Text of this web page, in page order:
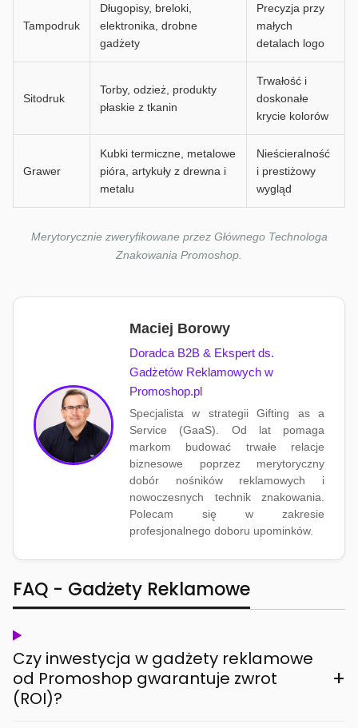
Tampodruk
Długopisy, breloki,
elektronika, drobne
gadżety
Precyzja przy
małych
detalach logo
Sitodruk
Torby, odzież, produkty
płaskie z tkanin
Trwałość i
doskonałe
krycie kolorów
Grawer
Kubki termiczne, metalowe
pióra, artykuły z drewna i
metalu
Nieścieralność
i prestiżowy
wygląd
Merytorycznie zweryfikowane przez Głównego Technologa
Znakowania Promoshop.
Maciej Borowy
Doradca B2B & Ekspert ds.
Gadżetów Reklamowych w
Promoshop.pl
Specjalista w strategii Gifting as a
Service (GaaS). Od lat pomaga
markom budować trwałe relacje
biznesowe poprzez merytoryczny
dobór nośników reklamowych i
nowoczesnych technik znakowania.
Polecam się w zakresie
profesjonalnego doboru upominków.
FAQ - Gadżety Reklamowe
Czy inwestycja w gadżety reklamowe
od Promoshop gwarantuje zwrot
(ROI)?
+